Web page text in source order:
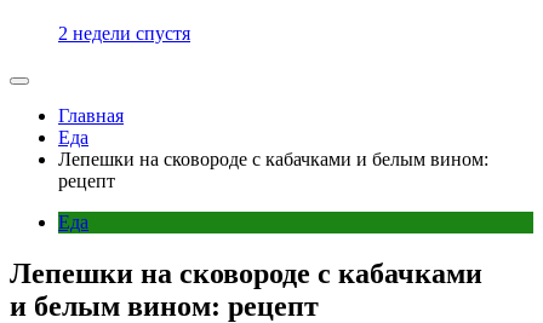
2 недели спустя
Главная
Еда
Лепешки на сковороде с кабачками и белым вином:
рецепт
Еда
Лепешки на сковороде с кабачками
и белым вином: рецепт